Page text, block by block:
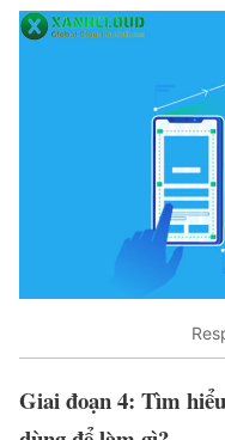
Giai đoạn 4: Tìm